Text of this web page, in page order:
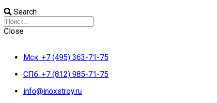
Search
Close
Мск: +7 (495) 363-71-75
СПб: +7 (812) 985-71-75
info@inoxstroy.ru